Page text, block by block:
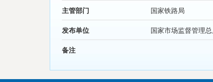
主管部门 国家铁路局
发布单位 国家市场监督管理
备注